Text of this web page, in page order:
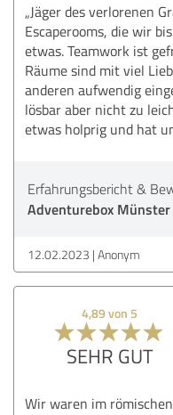
„Jäger des verlorenen
Escaperooms, die wir
etwas. Teamwork ist
Räume sind mit viel
anderen aufwendig
lösbar aber nicht zu
etwas holprig und hat
Erfahrungsbericht &
Adventurebox Münster
12.02.2023 Anonym
4,89 von 5
SEHR GUT
Wir waren im